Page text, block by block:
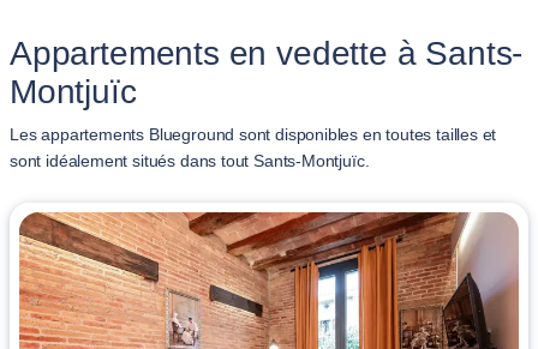
Appartements en vedette à Sants-
Montjuïc
Les appartements Blueground sont disponibles en toutes tailles et
sont idéalement situés dans tout Sants-Montjuïc.